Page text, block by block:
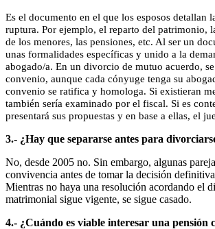
Es el documento en el que los esposos detallan
ruptura. Por ejemplo, el reparto del patrimonio,
de los menores, las pensiones, etc. Al ser un
unas formalidades específicas y unido a la
abogado/a. En un divorcio de mutuo acuerdo,
convenio, aunque cada cónyuge tenga su
convenio se ratifica y homologa. Si existieran
también sería examinado por el fiscal. Si es
presentará sus propuestas y en base a ellas, el
3.- ¿Hay que separarse antes para
No, desde 2005 no. Sin embargo, algunas
convivencia antes de tomar la decisión
Mientras no haya una resolución acordando el
matrimonial sigue vigente, se sigue casado.
4.- ¿Cuándo es viable interesar una pensión